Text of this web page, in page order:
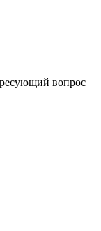
вопрос